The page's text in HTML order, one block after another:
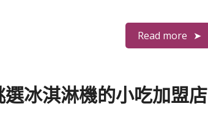
Read more
冰淇淋機的小吃加盟店